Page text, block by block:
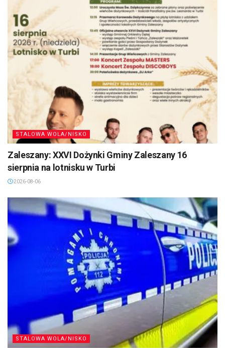
STALOWA WOLA/NISKO
Zaleszany: XXVI Dożynki Gminy Zaleszany 16
sierpnia na lotnisku w Turbi
2026-08-06
STALOWA WOLA/NISKO